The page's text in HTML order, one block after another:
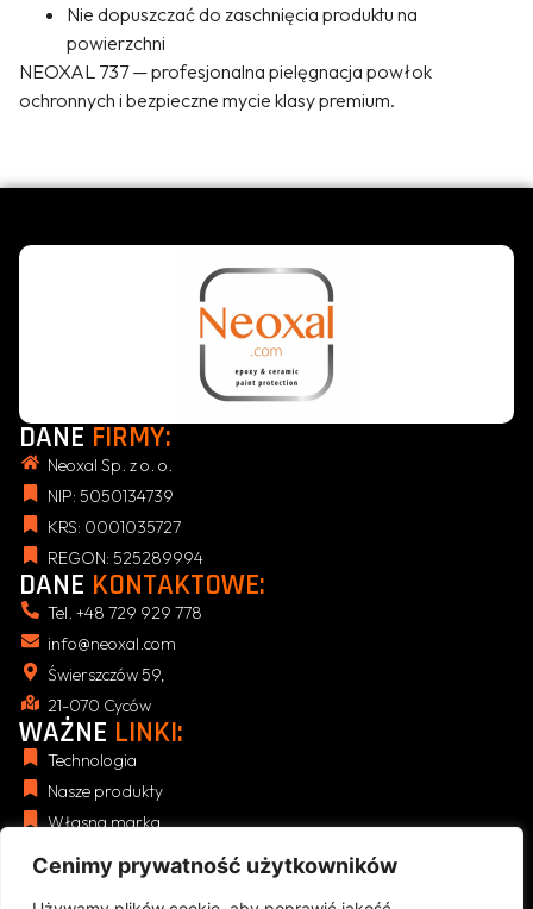
Cenimy prywatność użytkowników
Nie dopuszczać do zaschnięcia produktu na
powierzchni
NEOXAL 737 — profesjonalna pielęgnacja powłok
ochronnych i bezpieczne mycie klasy premium.
DANE FIRMY:
Neoxal Sp. z o. o.
NIP: 5050134739
KRS: 0001035727
REGON: 525289994
DANE KONTAKTOWE:
Tel. +48 729 929 778
info@neoxal.com
Świerszczów 59,
21-070 Cyców
WAŻNE LINKI:
Technologia
Nasze produkty
Własna marka
Blog
NASZEREGULAMINY: